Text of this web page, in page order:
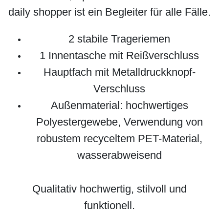
daily shopper ist ein Begleiter für alle Fälle.
2 stabile Trageriemen
1 Innentasche mit Reißverschluss
Hauptfach mit Metalldruckknopf-
Verschluss
Außenmaterial: hochwertiges
Polyestergewebe, Verwendung von
robustem recyceltem PET-Material,
wasserabweisend
Qualitativ hochwertig, stilvoll und
funktionell.